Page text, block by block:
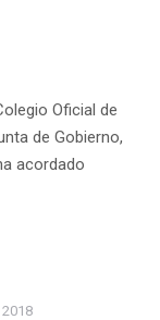
Oficial de
de Gobierno,
acordado